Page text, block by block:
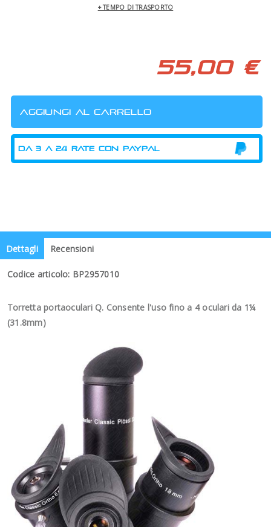
+ TEMPO DI TRASPORTO
55,00 €
Dettagli Recensioni
Codice articolo: BP2957010
Torretta portaoculari Q. Consente l'uso fino a 4 oculari da 1¼
(31.8mm)